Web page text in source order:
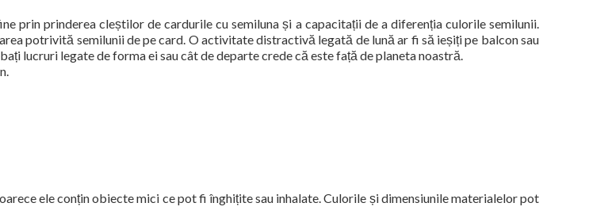
prin prinderea cleștilor de cardurile cu semiluna și a capacitații de a diferenția culorile semilunii.
potrivită semilunii de pe card. O activitate distractivă legată de lună ar fi să ieșiți pe balcon sau
lucruri legate de forma ei sau cât de departe crede că este față de planeta noastră.
ele conțin obiecte mici ce pot fi înghițite sau inhalate. Culorile și dimensiunile materialelor pot